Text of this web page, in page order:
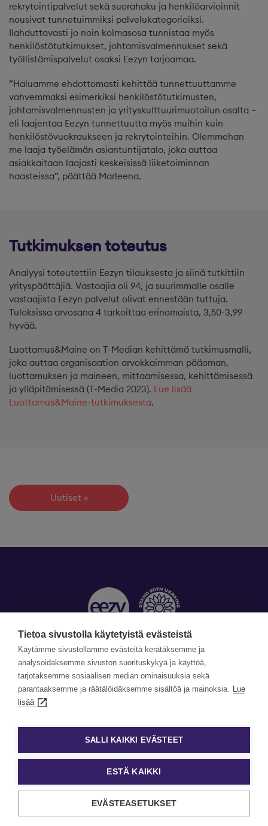
rekrytointipalvelut sekä suorahaku ja henkilöarvioinnit
nousivat tunnetuimmiksi palvelukategorioiksi.
Ilahduttavasti jo noin kolmasosa tunnistaa myös
henkilöstötutkimukset, johtamisvalmennukset sekä
työllistämispalvelut osaksi Eezyn tarjoamaa.
”Haluamme ehdottomasti kehittää tunnettuuttamme
vahvemmaksi esimerkiksi henkilöstötutkimusten,
johtamisvalmennusten ja yrityskulttuurimuotoilun osalta –
eli laajentaa Eezyn tunnettuutta myös muihin kuin
henkilöstövuokraukseen ja rekrytointeihin. Olemmehan
me laaja työelämän asiantuntijatalo, joka auttaa
asiakkaitaan laajasti keskeisissä liiketoiminnan
haasteissa”, päättää Marleena.
Tutkimuksen toteutus
Analyysi toteutettiin Eezyn tilauksesta ja siinä tutkittiin
yrityspäättäjiä. Vastaajia oli 94, ja suurimmalle osalle
vastaajista Eezyn palvelut olivat ennestään tuttuja.
Tuloksissa arvosana 4 tarkoittaa erinomaista, 3,50-3,99
hyvää.
Luottamus&Maine on T-Median kehittämä tutkimusmalli,
joka auttaa organisaation arvokkaimman pääoman,
luottamuksen ja maineen, mittaamisessa, kehittämisessä
ja ylläpitämisessä (T-Media 2023). Lue lisää
Luottamus&Maine-tutkimuksesta.
Uutiset
Yhteystiedot »
©Copyright Eezy 2026
Tietosuojaselosteet
Evästekäytäntö
Evästeasetukset
Tietoa sivustolla käytetyistä evästeistä
Käytämme sivustollamme evästeitä kerätäksemme ja
analysoidaksemme sivuston suorituskykyä ja käyttöä,
tarjotaksemme sosiaalisen median ominaisuuksia sekä
parantaaksemme ja räätälöidäksemme sisältöä ja mainoksia. Lue
lisää
SALLI KAIKKI EVÄSTEET
ESTÄ KAIKKI
EVÄSTEASETUKSET